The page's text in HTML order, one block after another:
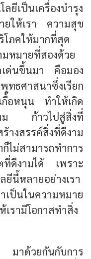
ลยีเป็นเครื่องบำรุง
ยให้เรา ความสุข
โภคให้มากที่สุด
หมายที่สองด้วย
เด่นขึ้นมา คือมอง
ธศาสนาซึ่งเรียก
กื้อหนุน ทำให้เกิด
าม ก้าวไปสู่สิ่งที่
างสรรค์สิ่งที่ดีงาม
ไม่สามารถทำการ
ที่ดีงามได้ เพราะ
นี้หลายอย่างเรา
เป็นในความหมาย
รามีโอกาสทำสิ่ง
มาด้วยกันกับการ